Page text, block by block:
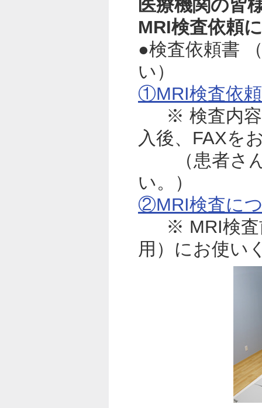
医療機関の皆
MRI検査依頼
●検査依頼書
い）
①MRI検査依
※ 検査内
入後、FAXを
（患者
い。）
②MRI検査に
※ MRI検査
用）にお使い